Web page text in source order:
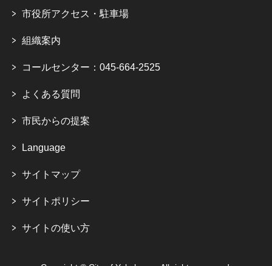
市役所アクセス・駐車場
組織案内
コールセンター：045-664-2525
よくある質問
市民からの提案
Language
サイトマップ
サイトポリシー
サイトの使い方